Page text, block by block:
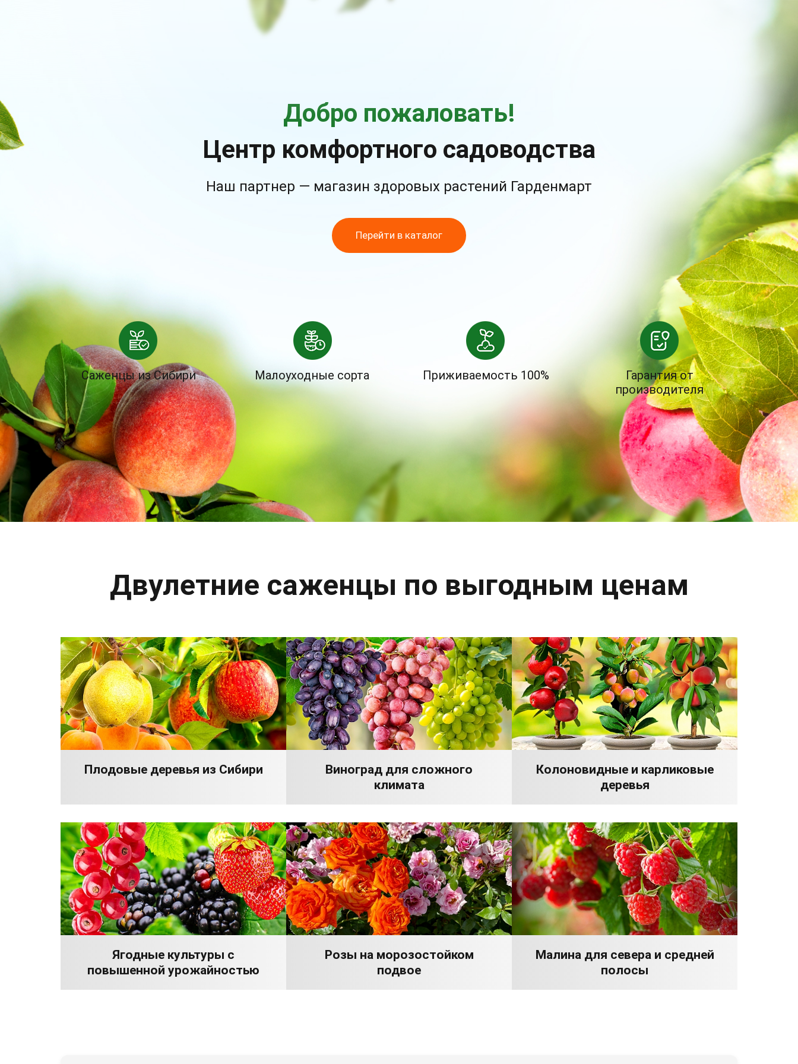
Добро пожаловать!
Центр комфортного садоводства
Наш партнер — магазин здоровых растений Гарденмарт
Перейти в каталог
Саженцы из Сибири Малоуходные сорта Приживаемость 100%
Гарантия от
производителя
Двулетние саженцы по выгодным ценам
Плодовые деревья из Сибири
Виноград для сложного
климата
Колоновидные и карликовые
деревья
Ягодные культуры с
повышенной урожайностью
Розы на морозостойком
подвое
Малина для севера и средней
полосы